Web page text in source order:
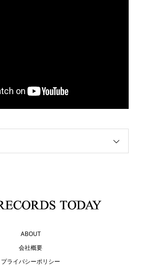
ABOUT
会社概要
プライバシーポリシー